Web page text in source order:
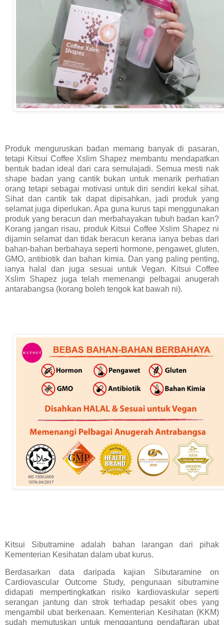
Produk menguruskan badan memang banyak di pasaran,
tetapi Kitsui Coffee Xslim Shapez membantu mendapatkan
bentuk badan ideal dari cara semulajadi. Semua mesti nak
shape badan yang cantik bukan untuk menarik perhatian
orang tetapi sebagai motivasi untuk diri sendiri kekal sihat.
Sihat dan cantik tak dapat dipisahkan, jadi produk yang
selamat juga diperlukan. Apa guna kurus tapi menggunakan
produk yang beracun dan merbahayakan tubuh badan kan?
Korang jangan risau, produk Kitsui Coffee Xslim Shapez ni
dijamin selamat dan tidak beracun kerana ianya bebas dari
bahan-bahan berbahaya seperti hormone, pengawet, gluten,
GMO, antibiotik dan bahan kimia. Dan yang paling penting,
ianya halal dan juga sesuai untuk Vegan. Kitsui Coffee
Xslim Shapez juga telah memenangi pelbagai anugerah
antarabangsa (korang boleh tengok kat bawah ni).
Kitsui Sibutramine adalah bahan larangan dari pihak
Kementerian Kesihatan dalam ubat kurus.
Berdasarkan data daripada kajian Sibutaramine on
Cardiovascular Outcome Study, pengunaan sibutramine
didapati mempertingkatkan risiko kardiovaskular seperti
serangan jantung dan strok terhadap pesakit obes yang
mengambil ubat berkenaan. Kementerian Kesihatan (KKM)
sudah memutuskan untuk menggantung pendaftaran ubat